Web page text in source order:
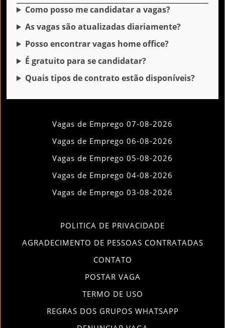
Como posso me candidatar a vagas?
As vagas são atualizadas diariamente?
Posso encontrar vagas home office?
É gratuito para se candidatar?
Quais tipos de contrato estão disponíveis?
Vagas de Emprego 07-08-2026
Vagas de Emprego 06-08-2026
Vagas de Emprego 05-08-2026
Vagas de Emprego 04-08-2026
Vagas de Emprego 03-08-2026
POLITICA DE PRIVACIDADE
AGRADECIMENTO DE PESSOAS CONTRATADAS
CONTATO
POSTAR VAGA
TERMO DE USO
REGRAS DOS GRUPOS WHATSAPP